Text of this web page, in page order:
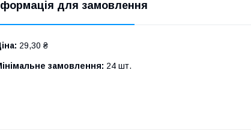
для замовлення
29,30 ₴
замовлення: 24 шт.